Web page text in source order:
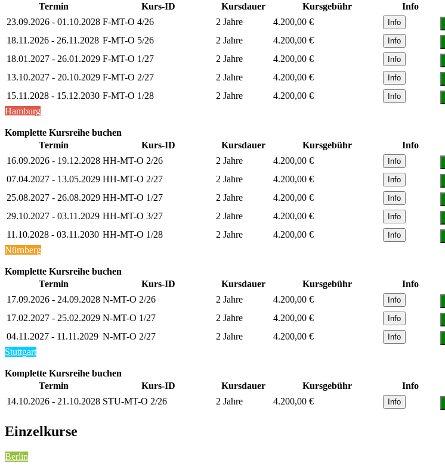
Termin
Kurs-ID Kursdauer Kursgebühr Info
23.09.2026 - 01.10.2028 F-MT-O 4/26 2 Jahre 4.200,00 € Info
18.11.2026 - 26.11.2028 F-MT-O 5/26 2 Jahre 4.200,00 € Info
18.01.2027 - 26.01.2029 F-MT-O 1/27 2 Jahre 4.200,00 € Info
13.10.2027 - 20.10.2029 F-MT-O 2/27 2 Jahre 4.200,00 € Info
15.11.2028 - 15.12.2030 F-MT-O 1/28 2 Jahre 4.200,00 € Info
Hamburg
Komplette Kursreihe buchen
Termin
Kurs-ID Kursdauer Kursgebühr Info
16.09.2026 - 19.12.2028 HH-MT-O 2/26 2 Jahre 4.200,00 € Info
07.04.2027 - 13.05.2029 HH-MT-O 2/27 2 Jahre 4.200,00 € Info
25.08.2027 - 26.08.2029 HH-MT-O 1/27 2 Jahre 4.200,00 € Info
29.10.2027 - 03.11.2029 HH-MT-O 3/27 2 Jahre 4.200,00 € Info
11.10.2028 - 03.11.2030 HH-MT-O 1/28 2 Jahre 4.200,00 € Info
Nürnberg
Komplette Kursreihe buchen
Termin
Kurs-ID Kursdauer Kursgebühr Info
17.09.2026 - 24.09.2028 N-MT-O 2/26 2 Jahre 4.200,00 € Info
17.02.2027 - 25.02.2029 N-MT-O 1/27 2 Jahre 4.200,00 € Info
04.11.2027 - 11.11.2029 N-MT-O 2/27 2 Jahre 4.200,00 € Info
Stuttgart
Komplette Kursreihe buchen
Termin
Kurs-ID Kursdauer Kursgebühr Info
14.10.2026 - 21.10.2028 STU-MT-O 2/26 2 Jahre 4.200,00 € Info
Einzelkurse
Berlin